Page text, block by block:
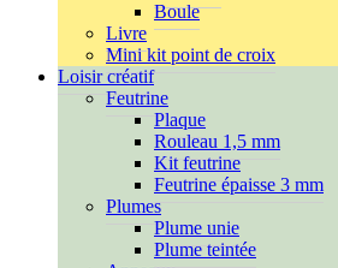
Boule
Livre
Mini kit point de croix
Loisir créatif
Feutrine
Plaque
Rouleau 1,5 mm
Kit feutrine
Feutrine épaisse 3 mm
Plumes
Plume unie
Plume teintée